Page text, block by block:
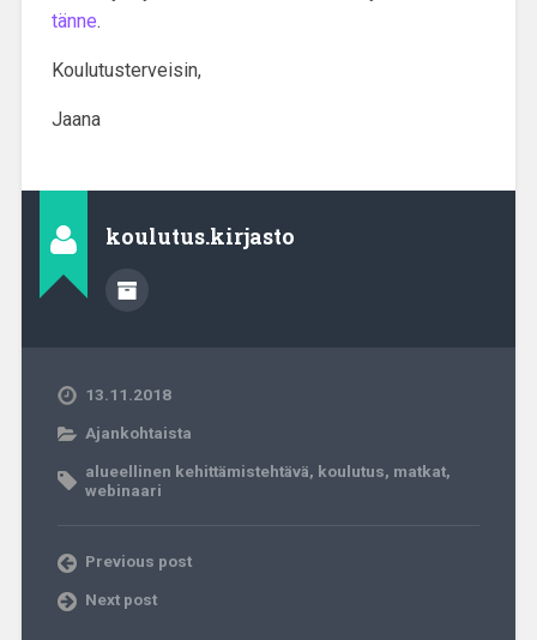
tänne.
Koulutusterveisin,
Jaana
koulutus.kirjasto
13.11.2018
Ajankohtaista
alueellinen kehittämistehtävä, koulutus, matkat,
webinaari
Previous post
Next post